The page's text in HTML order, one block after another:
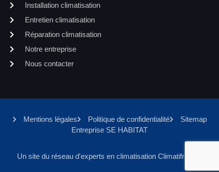
Installation climatisation
Entretien climatisation
Réparation climatisation
Notre entreprise
Nous contacter
Mentions légales Politique de confidentialité
Sitemap
Entreprise SE HABITAT
Un site du réseau d'experts en climatisation Climatifrance.